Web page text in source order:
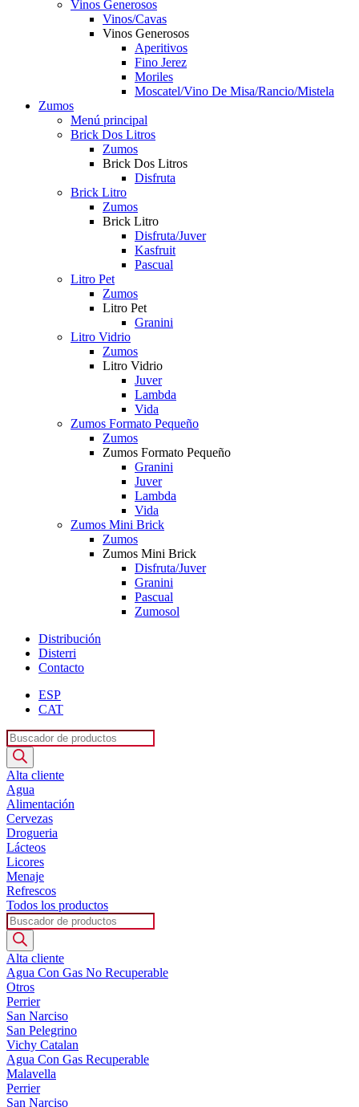
Vinos Generosos
Vinos/Cavas
Vinos Generosos
Aperitivos
Fino Jerez
Moriles
Moscatel/Vino De Misa/Rancio/Mistela
Zumos
Menú principal
Brick Dos Litros
Zumos
Brick Dos Litros
Disfruta
Brick Litro
Zumos
Brick Litro
Disfruta/Juver
Kasfruit
Pascual
Litro Pet
Zumos
Litro Pet
Granini
Litro Vidrio
Zumos
Litro Vidrio
Juver
Lambda
Vida
Zumos Formato Pequeño
Zumos
Zumos Formato Pequeño
Granini
Juver
Lambda
Vida
Zumos Mini Brick
Zumos
Zumos Mini Brick
Disfruta/Juver
Granini
Pascual
Zumosol
Distribución
Disterri
Contacto
ESP
CAT
Búsqueda
de
productos
Alta cliente
Agua
Alimentación
Cervezas
Drogueria
Lácteos
Licores
Menaje
Refrescos
Todos los productos
Búsqueda
de
productos
Alta cliente
Agua Con Gas No Recuperable
Otros
Perrier
San Narciso
San Pelegrino
Vichy Catalan
Agua Con Gas Recuperable
Malavella
Perrier
San Narciso